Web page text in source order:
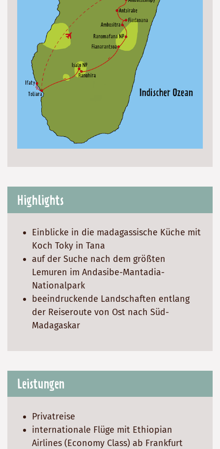
Highlights
Einblicke in die madagassische Küche mit
Koch Toky in Tana
auf der Suche nach dem größten
Lemuren im Andasibe-Mantadia-
Nationalpark
beeindruckende Landschaften entlang
der Reiseroute von Ost nach Süd-
Madagaskar
Leistungen
Privatreise
internationale Flüge mit Ethiopian
Airlines (Economy Class) ab Frankfurt